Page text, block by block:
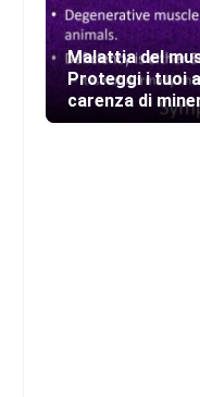
Malattia del
Proteggi i tuoi
carenza di